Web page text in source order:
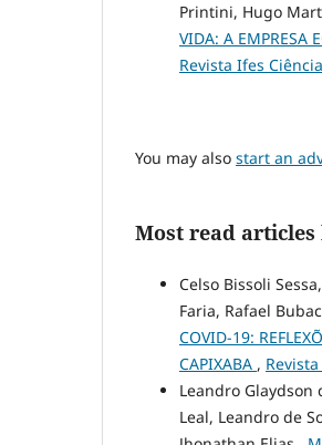
Printini, Hugo
VIDA: A EMPRESA
Revista Ifes Ciência
You may also start an
Most read
Celso Bissoli
Faria, Rafael
COVID-19:
CAPIXABA ,
Leandro Glaydson
Leal, Leandro de